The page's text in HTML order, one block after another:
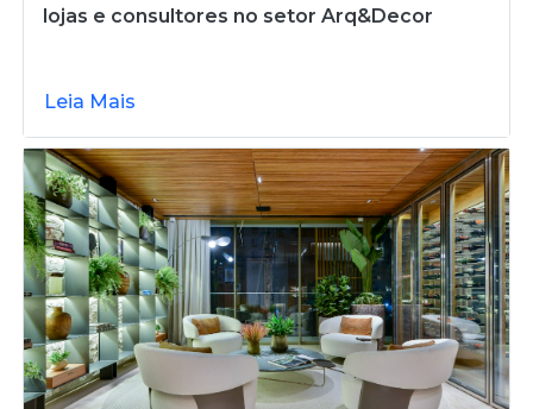
lojas e consultores no setor Arq&Decor
Leia Mais